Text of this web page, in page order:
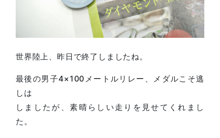
世界陸上、昨日で終了しましたね。
最後の男子4×100メートルリレー、メダルこそ逃
しは
しましたが、素晴らしい走りを見せてくれまし
た。